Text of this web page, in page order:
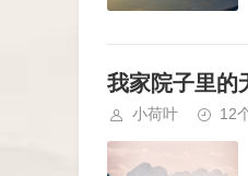
我家院子里的
小荷叶 12